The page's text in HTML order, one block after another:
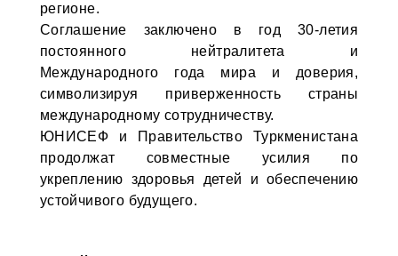
регионе.
Соглашение заключено в год 30-летия
постоянного нейтралитета и
Международного года мира и доверия,
символизируя приверженность страны
международному сотрудничеству.
ЮНИСЕФ и Правительство Туркменистана
продолжат совместные усилия по
укреплению здоровья детей и обеспечению
устойчивого будущего.